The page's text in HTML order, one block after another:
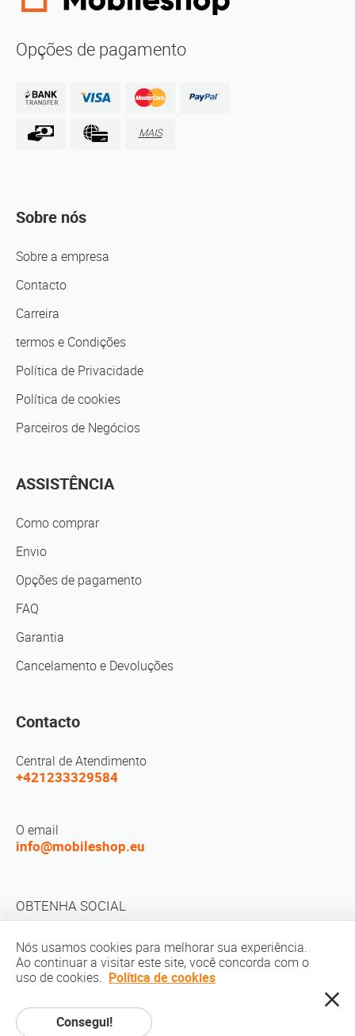
Opções de pagamento
MAIS
Sobre nós
Sobre a empresa
Contacto
Carreira
termos e Condições
Política de Privacidade
Política de cookies
Parceiros de Negócios
ASSISTÊNCIA
Como comprar
Envio
Opções de pagamento
FAQ
Garantia
Cancelamento e Devoluções
Contacto
Central de Atendimento
+421233329584
O email
info@mobileshop.eu
OBTENHA SOCIAL
direito autoral © 2010-2026 MobileShop.eu. Todos os direitos reservados.
Todas as imagens dos produtos no site são propriedade de Mobileshop.eu |
Nós usamos cookies para melhorar sua experiência.
Ao continuar a visitar este site, você concorda com o
uso de cookies. Política de cookies
Consegui!